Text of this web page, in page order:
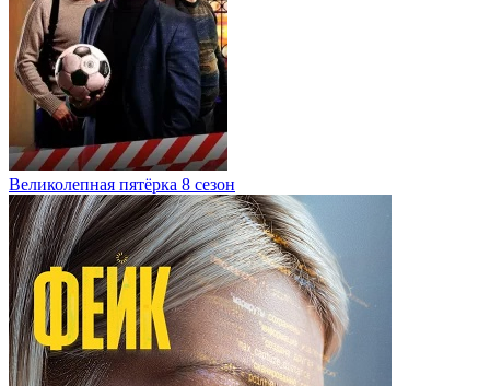
Великолепная пятёрка 8 сезон